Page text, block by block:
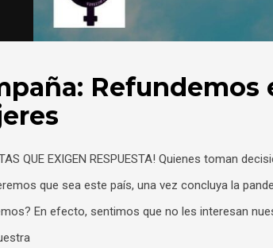
Refundemos
QUE EXIGEN RESPUESTA! Quienes toman
que sea este país, una vez concluya la
En efecto, sentimos que no les interesan